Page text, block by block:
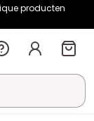
producten